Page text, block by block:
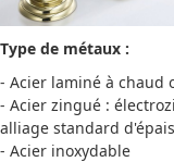
Type de métaux :
- Acier laminé à chaud
- Acier zingué :
alliage standard
- Acier inoxydable